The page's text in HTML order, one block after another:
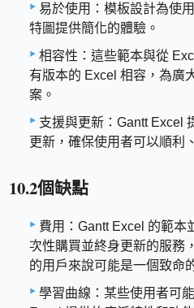
易於使用：模板設計為使
特圖提供簡化的體驗。
相容性：這些範本與從
有版本的 Excel 相容，為廣
案。
支援與更新：Gantt Excel
更新，確保使用者可以順利
10.2個缺點
費用：Gantt Excel 的範本
次性購買並終身更新的服務
的用戶來說可能是一個致命
學習曲線：某些使用者可